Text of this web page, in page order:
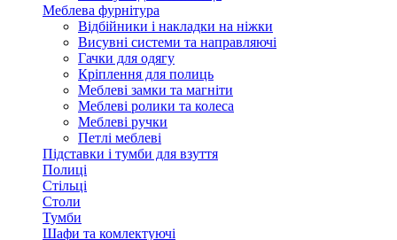
Меблева фурнітура
Відбійники і накладки на ніжки
Висувні системи та направляючі
Гачки для одягу
Кріплення для полиць
Меблеві замки та магніти
Меблеві ролики та колеса
Меблеві ручки
Петлі меблеві
Підставки і тумби для взуття
Полиці
Стільці
Столи
Тумби
Шафи та комлектуючі